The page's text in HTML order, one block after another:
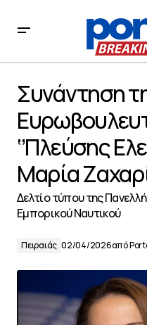
‘’Πλεύσης Ελευθερίας’’
Συνάντηση
‘’Πλεύσης
Μαρία
Δελτίο τύπου της
Εμπορικού Ναυτικού
Πειραιάς 02/04/2026από